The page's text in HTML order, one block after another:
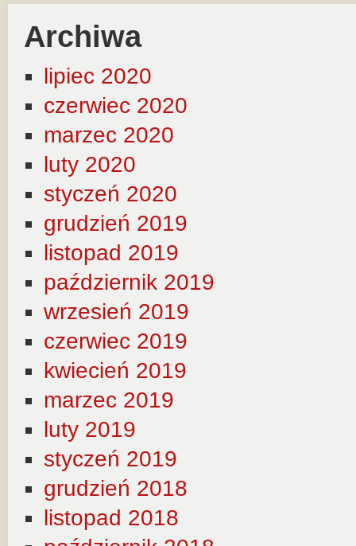
Archiwa
lipiec 2020
czerwiec 2020
marzec 2020
luty 2020
styczeń 2020
grudzień 2019
listopad 2019
październik 2019
wrzesień 2019
czerwiec 2019
kwiecień 2019
marzec 2019
luty 2019
styczeń 2019
grudzień 2018
listopad 2018